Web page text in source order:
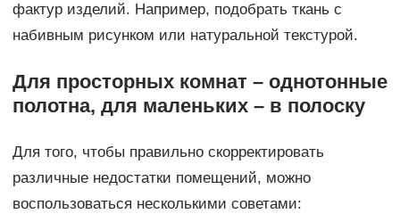
фактур изделий. Например, подобрать ткань с
набивным рисунком или натуральной текстурой.
Для просторных комнат – однотонные
полотна, для маленьких – в полоску
Для того, чтобы правильно скорректировать
различные недостатки помещений, можно
воспользоваться несколькими советами: